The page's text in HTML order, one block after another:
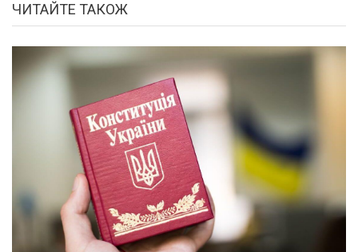
ЧИТАЙТЕ ТАКОЖ